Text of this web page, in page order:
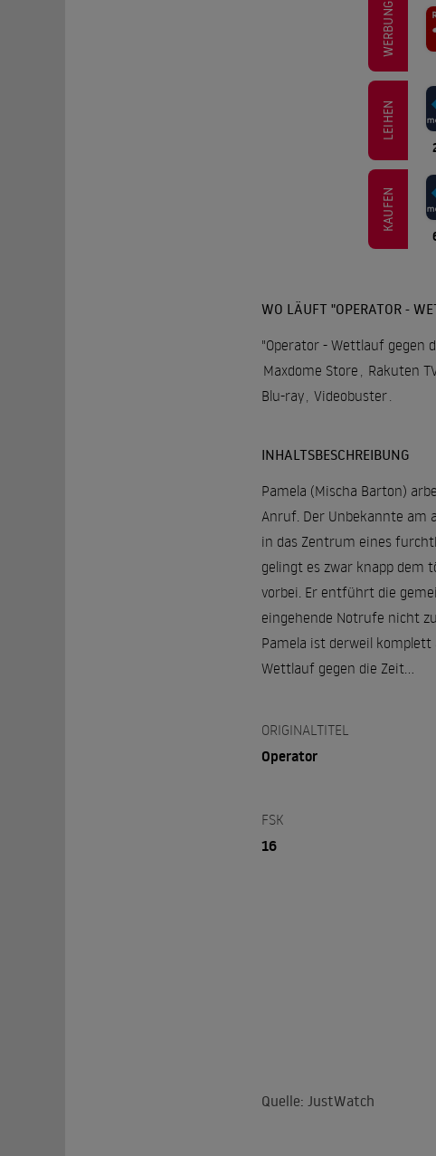
WERBUNG
LEIHEN
KAUFEN
WO LÄUFT "OPERATOR -
"Operator - Wettlauf gegen
Maxdome Store , Rakuten
Blu-ray, Videobuster.
INHALTSBESCHREIBUNG
Pamela (Mischa Barton)
Anruf. Der Unbekannte am
in das Zentrum eines
gelingt es zwar knapp dem
vorbei. Er entführt die
eingehende Notrufe nicht
Pamela ist derweil
Wettlauf gegen die Zeit…
ORIGINALTITEL
Operator
FSK
16
Quelle: JustWatch